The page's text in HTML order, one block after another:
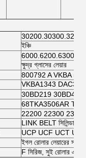
ইঞ্চি
ক্ষুদ্র গ্লাসের লেয়ার
800792 A VKBA
VKBA1343
30BD219 30BD40
68TKA3506AR
22200 22300
LINK BELT সিলিন্ডারিক
UCP UCF UCT
ইগল রোলার লেয়ারের
F সিরিজ, সুই রোলার এবং